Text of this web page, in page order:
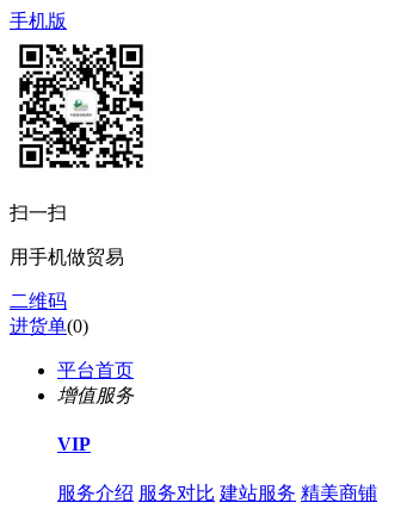
手机版
扫一扫
用手机做贸易
二维码
进货单(0)
平台首页
增值服务
VIP
服务介绍 服务对比 建站服务 精美商铺